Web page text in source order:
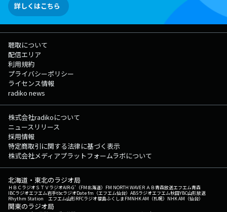
詳しくはこちら
聴取について
配信エリア
利用規約
プライバシーポリシー
ライセンス情報
radiko news
株式会社radikoについて
ニュースリリース
採用情報
特定商取引に関する法律に基づく表示
株式会社メディアプラットフォームラボについて
北海道・東北のラジオ局
ＨＢＣラジオＳＴＶラジオAIR-G'（FM北海道） FM NORTH WAVEＲＡＢ青森放送エフエム青森
IBCラジオエフエム岩手tbcラジオDate fm（エフエム仙台） ABSラジオエフエム秋田YBC山形放送
Rhythm Station エフエム山形RFCラジオ福島ふくしまFMNHK AM（札幌） NHK AM（仙台）
関東のラジオ局